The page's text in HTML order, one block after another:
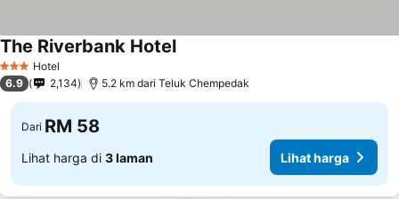
3 BintangHotel
The Riverbank HotelLihat harga
6.9 2,134 5.2 km dari Teluk Chempedak
Dari RM 58
Lihat harga di 3 laman Lihat harga